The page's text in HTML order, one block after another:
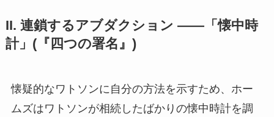
II. 連鎖するアブダクション ——「懐中時
計」(『四つの署名』)
懐疑的なワトソンに自分の方法を示すため、ホー
ムズはワトソンが相続したばかりの懐中時計を調